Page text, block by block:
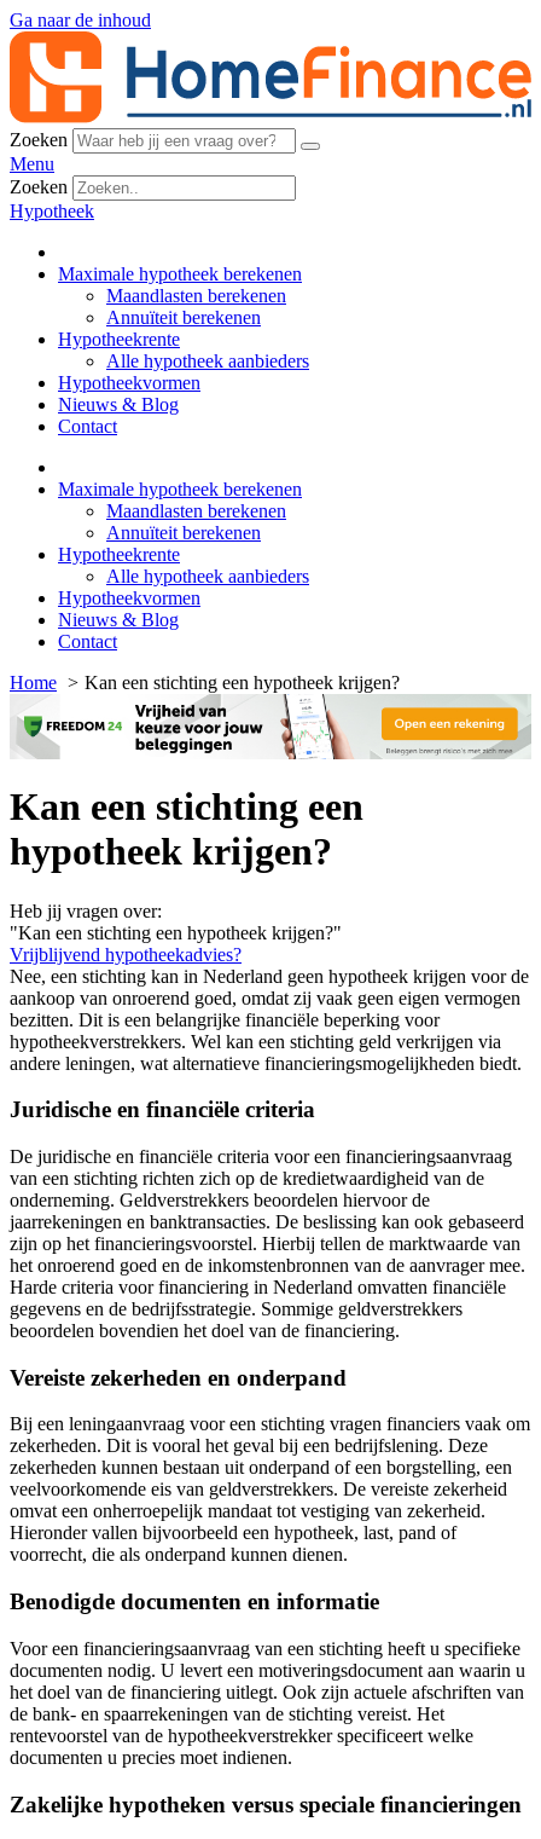
Ga naar de inhoud
Zoeken
Menu
Zoeken
Hypotheek
Maximale hypotheek berekenen
Maandlasten berekenen
Annuïteit berekenen
Hypotheekrente
Alle hypotheek aanbieders
Hypotheekvormen
Nieuws & Blog
Contact
Maximale hypotheek berekenen
Maandlasten berekenen
Annuïteit berekenen
Hypotheekrente
Alle hypotheek aanbieders
Hypotheekvormen
Nieuws & Blog
Contact
Home
Kan een stichting een hypotheek krijgen?
Kan een stichting een
hypotheek krijgen?
Heb jij vragen over:
"Kan een stichting een hypotheek krijgen?"
Vrijblijvend hypotheekadvies?
Nee, een stichting kan in Nederland geen hypotheek krijgen voor de
aankoop van onroerend goed, omdat zij vaak geen eigen vermogen
bezitten. Dit is een belangrijke financiële beperking voor
hypotheekverstrekkers. Wel kan een stichting geld verkrijgen via
andere leningen, wat alternatieve financieringsmogelijkheden biedt.
Juridische en financiële criteria
De juridische en financiële criteria voor een financieringsaanvraag
van een stichting richten zich op de kredietwaardigheid van de
onderneming. Geldverstrekkers beoordelen hiervoor de
jaarrekeningen en banktransacties. De beslissing kan ook gebaseerd
zijn op het financieringsvoorstel. Hierbij tellen de marktwaarde van
het onroerend goed en de inkomstenbronnen van de aanvrager mee.
Harde criteria voor financiering in Nederland omvatten financiële
gegevens en de bedrijfsstrategie. Sommige geldverstrekkers
beoordelen bovendien het doel van de financiering.
Vereiste zekerheden en onderpand
Bij een leningaanvraag voor een stichting vragen financiers vaak om
zekerheden. Dit is vooral het geval bij een bedrijfslening. Deze
zekerheden kunnen bestaan uit onderpand of een borgstelling, een
veelvoorkomende eis van geldverstrekkers. De vereiste zekerheid
omvat een onherroepelijk mandaat tot vestiging van zekerheid.
Hieronder vallen bijvoorbeeld een hypotheek, last, pand of
voorrecht, die als onderpand kunnen dienen.
Benodigde documenten en informatie
Voor een financieringsaanvraag van een stichting heeft u specifieke
documenten nodig. U levert een motiveringsdocument aan waarin u
het doel van de financiering uitlegt. Ook zijn actuele afschriften van
de bank- en spaarrekeningen van de stichting vereist. Het
rentevoorstel van de hypotheekverstrekker specificeert welke
documenten u precies moet indienen.
Zakelijke hypotheken versus speciale financieringen